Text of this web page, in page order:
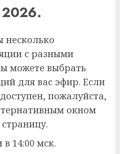
несколько
с разными
можете выбрать
для вас эфир. Если
пожалуйста,
окном
14:00 мск.